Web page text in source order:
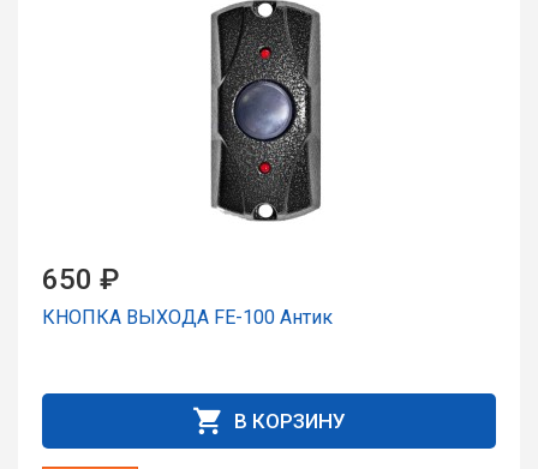
650 ₽
КНОПКА ВЫХОДА FE-100 Антик
В КОРЗИНУ